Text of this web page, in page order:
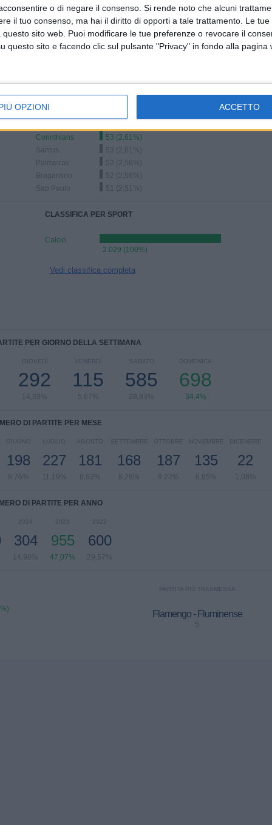
o di negare il consenso. Si rende noto che alcuni
il tuo consenso, ma hai il diritto di opporti a tale trattamento. Le
sito web. Puoi modificare le tue preferenze o revocare il
questo sito e facendo clic sul pulsante "Privacy" in fondo alla pagina
OPZIONI ACCETTO
Marcílio Dias - Figueirense
22/02/2025 Campionato Catarinense
Classifica squadre per numero di partite in trasferta
Corinthians
53 (2,61%)
Santos
53 (2,61%)
Palmeiras
52 (2,56%)
Bragantino
52 (2,56%)
Sao Paulo
51 (2,51%)
CLASSIFICA PER SPORT
Calcio
2.029 (100%)
Vedi classifica completa
PER GIORNO DELLA SETTIMANA
GIOVEDÌ
292
14,39%
VENERDÌ
115
5,67%
SABATO
585
28,83%
DOMENICA
698
34,4%
DI PARTITE PER MESE
GIUGNO
198
9,76%
LUGLIO
227
11,19%
AGOSTO
181
8,92%
SETTEMBRE
168
8,28%
OTTOBRE
187
9,22%
NOVEMBRE
135
6,65%
DICEMBRE
22
1,08%
DI PARTITE PER ANNO
2024
304
14,98%
2023
955
47,07%
2022
600
29,57%
PARTITA PIÙ TRASMESSA
Flamengo - Fluminense
5